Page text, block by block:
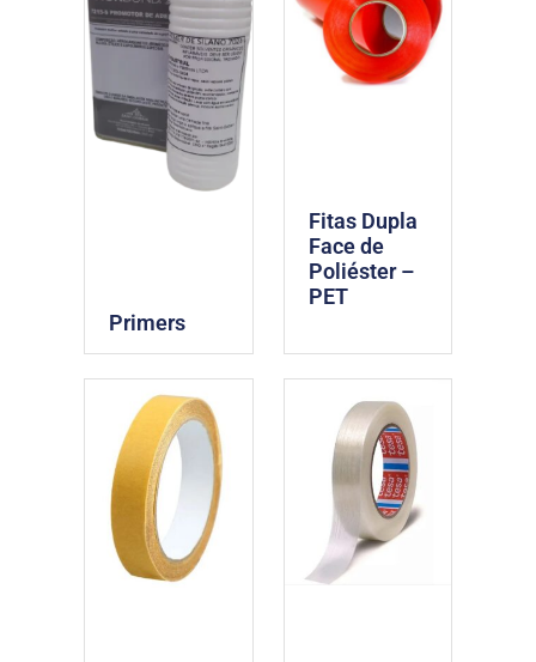
Primers
Fitas Dupla
Face de
Poliéster –
PET